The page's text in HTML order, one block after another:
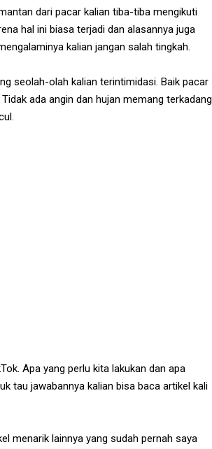
dari pacar kalian tiba-tiba mengikuti
hal ini biasa terjadi dan alasannya juga
kalian jangan salah tingkah.
seolah-olah kalian terintimidasi. Baik pacar
ada angin dan hujan memang terkadang
Apa yang perlu kita lakukan dan apa
tau jawabannya kalian bisa baca artikel kali
menarik lainnya yang sudah pernah saya